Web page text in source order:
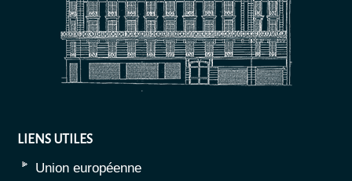
LIENS UTILES
Union européenne